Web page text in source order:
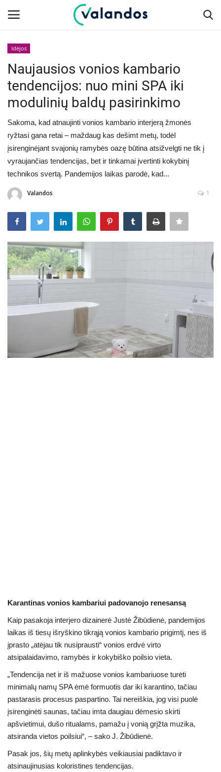
Naujausios
Kultūra
Verslas
Technologijos
Gyvenimas
Idėjos
Pasaulis
Žaidimai
Sportas
English Lietuvių
Idėjos
Naujausios vonios kambario
tendencijos: nuo mini SPA iki
modulinių baldų pasirinkimo
Sakoma, kad atnaujinti vonios kambario interjerą žmonės
ryžtasi gana retai – maždaug kas dešimt metų, todėl
įsirenginėjant svajonių ramybės oazę būtina atsižvelgti ne tik į
vyraujančias tendencijas, bet ir tinkamai įvertinti kokybinį
technikos svertą. Pandemijos laikas parodė, kad...
Valandos 1
Karantinas vonios kambariui padovanojo renesansą
Kaip pasakoja interjero dizainerė Justė Žibūdienė, pandemijos
laikas iš tiesų išryškino tikrąją vonios kambario prigimtį, nes iš
įprasto „atėjau tik nusiprausti“ vonios erdvė virto
atsipalaidavimo, ramybės ir kokybiško poilsio vieta.
„Tendencija net ir iš mažuose vonios kambariuose turėti
minimalų namų SPA ėmė formuotis dar iki karantino, tačiau
pastarasis procesus paspartino. Tai nereiškia, jog visi puolė
įsirenginėti saunas, tačiau imta daugiau dėmesio skirti
apšvietimui, dušo ritualams, pamažu į vonią grįžta muzika,
atsiranda vietos poilsiui“, – sako J. Žibūdienė.
Pasak jos, šių metų aplinkybės veikiausiai padiktavo ir
atsinaujinusias koloristines tendencijas.